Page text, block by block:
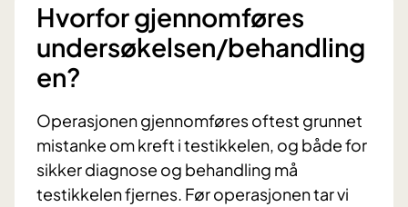
Hvorfor gjennomføres
undersøkelsen/behandling
en?
Operasjonen gjennomføres oftest grunnet
mistanke om kreft i testikkelen, og både for
sikker diagnose og behandling må
testikkelen fjernes. Før operasjonen tar vi